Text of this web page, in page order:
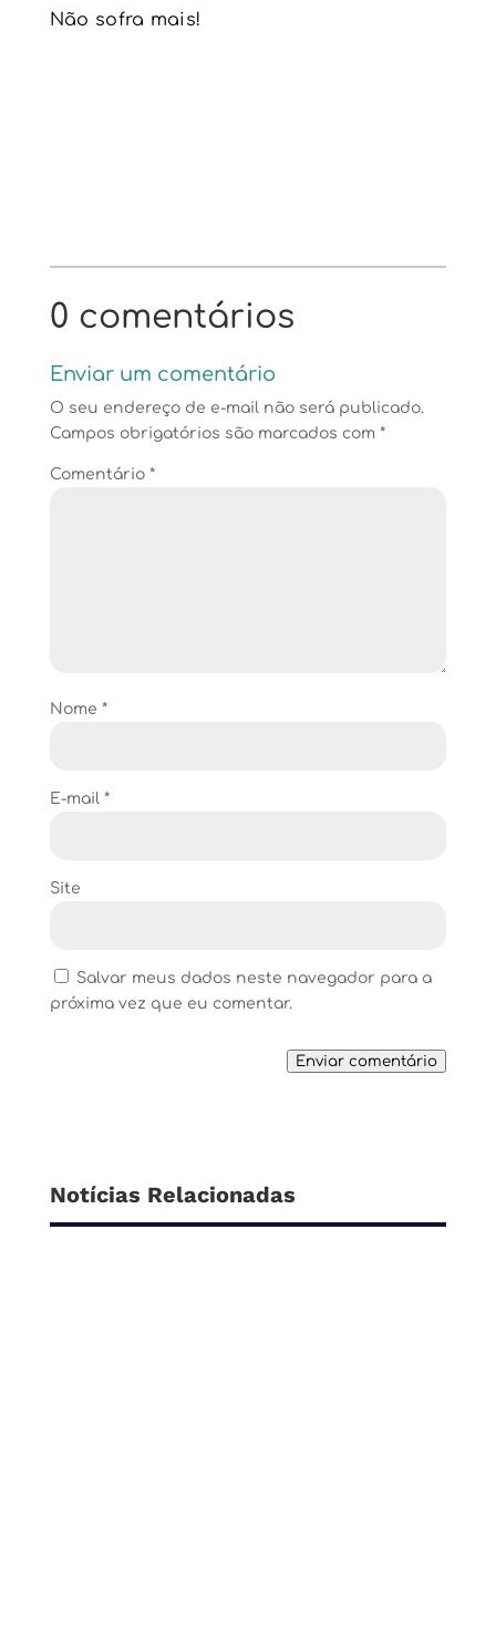
Não sofra mais!
0 comentários
Enviar um comentário
O seu endereço de e-mail não será publicado.
Campos obrigatórios são marcados com *
Comentário *
Nome *
E-mail *
Site
Salvar meus dados neste navegador para a
próxima vez que eu comentar.
Enviar comentário
Notícias Relacionadas